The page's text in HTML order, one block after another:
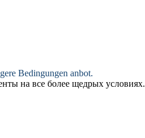
Bedingungen anbot.
на все более щедрых условиях.